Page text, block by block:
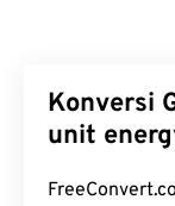
Konversi
unit